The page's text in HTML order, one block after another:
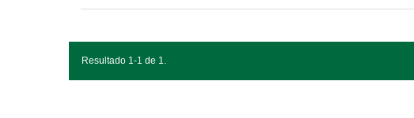
Resultado 1-1 de 1.